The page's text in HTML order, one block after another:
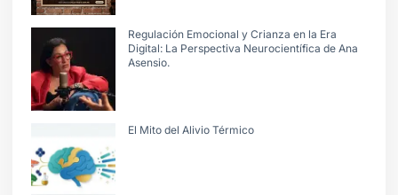
Regulación Emocional y Crianza en la Era
Digital: La Perspectiva Neurocientífica de Ana
Asensio.
El Mito del Alivio Térmico